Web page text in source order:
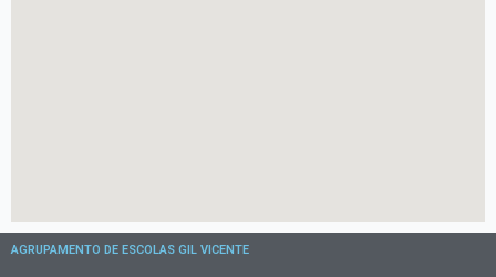
AGRUPAMENTO DE ESCOLAS GIL VICENTE